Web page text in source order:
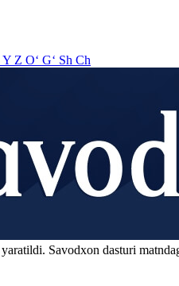
Y Z O‘ G‘ Sh Ch
Savodxon dasturi